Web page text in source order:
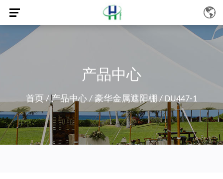
产品中心
首页/产品中心 / 豪华金属遮阳棚/DU447-1